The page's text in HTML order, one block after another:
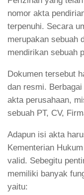
nomor akta
terpenuhi. Secara
merupakan sebuah
mendirikan sebuah
Dokumen tersebut
dan resmi.
akta perusahaan,
sebuah PT, CV,
Adapun isi akta
Kementerian
valid. Sebegitu
memiliki banyak
yaitu: